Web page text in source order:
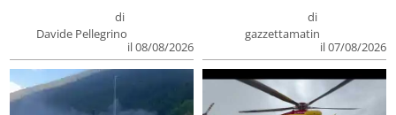
di
Davide Pellegrino
il 08/08/2026
di
gazzettamatin
il 07/08/2026